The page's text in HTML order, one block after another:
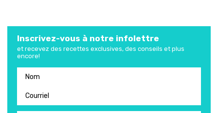
Inscrivez-vous à notre infolettre
et recevez des recettes exclusives, des conseils et plus
encore!